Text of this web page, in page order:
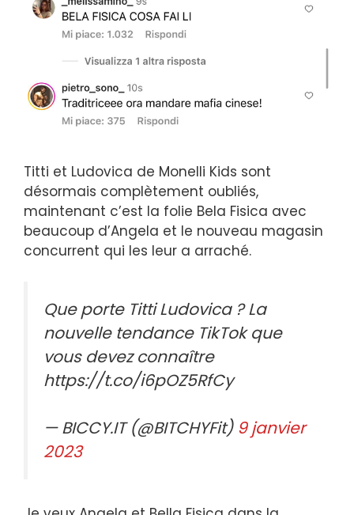
Titti et Ludovica de Monelli Kids sont
désormais complètement oubliés,
maintenant c’est la folie Bela Fisica avec
beaucoup d’Angela et le nouveau magasin
concurrent qui les leur a arraché.
Que porte Titti Ludovica ? La
nouvelle tendance TikTok que
vous devez connaître
https://t.co/i6pOZ5RfCy
— BICCY.IT (@BITCHYFit) 9 janvier
2023